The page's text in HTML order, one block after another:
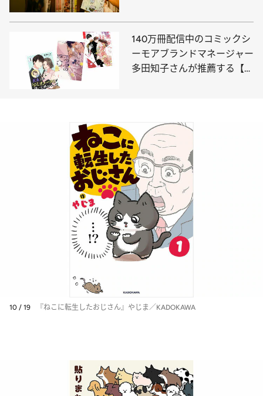
140万冊配信中のコミックシ
ーモアブランドマネージャー
多田知子さんが推薦する【電
10 / 19 『ねこに転生したおじさん』やじま／KADOKAWA